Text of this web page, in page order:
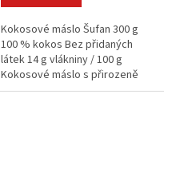
Kokosové máslo Šufan 300 g
100 % kokos Bez přidaných
látek 14 g vlákniny / 100 g
Kokosové máslo s přirozeně
nasládlou chutí, které si